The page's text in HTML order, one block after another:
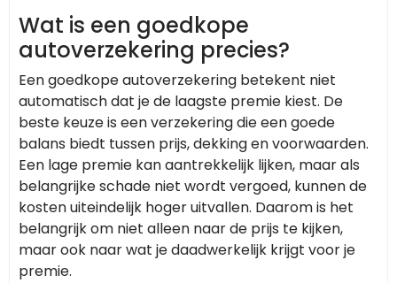
Wat is een goedkope
autoverzekering precies?
Een goedkope autoverzekering betekent niet
automatisch dat je de laagste premie kiest. De
beste keuze is een verzekering die een goede
balans biedt tussen prijs, dekking en voorwaarden.
Een lage premie kan aantrekkelijk lijken, maar als
belangrijke schade niet wordt vergoed, kunnen de
kosten uiteindelijk hoger uitvallen. Daarom is het
belangrijk om niet alleen naar de prijs te kijken,
maar ook naar wat je daadwerkelijk krijgt voor je
premie.